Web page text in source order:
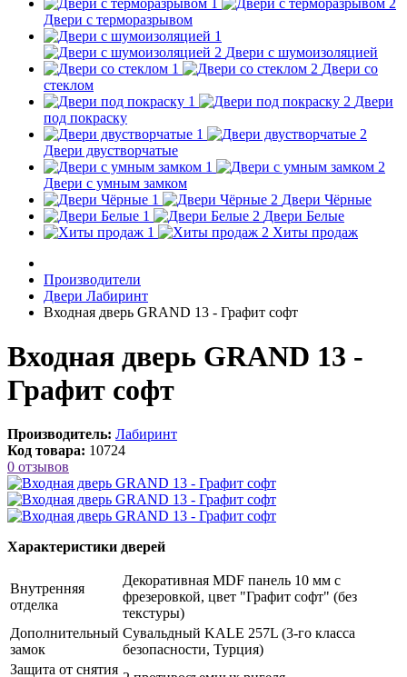
Двери с терморазрывом
Двери с шумоизоляцией
Двери со
стеклом
Двери
под покраску
Двери двустворчатые
Двери с умным замком
Двери Чёрные
Двери Белые
Хиты продаж
Производители
Двери Лабиринт
Входная дверь GRAND 13 - Графит софт
Входная дверь GRAND 13 -
Графит софт
Производитель: Лабиринт
Код товара: 10724
0 отзывов
Характеристики дверей
Внутренняя
отделка
Декоративная MDF панель 10 мм с
фрезеровкой, цвет "Графит софт" (без
текстуры)
Дополнительный
замок
Сувальдный KALE 257L (3-го класса
безопасности, Турция)
Защита от снятия